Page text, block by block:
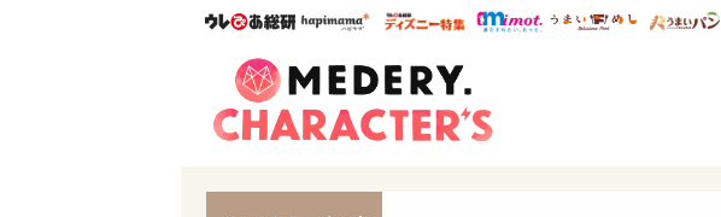
ウレぴあ総研ハピママ* ウレぴあ総研 ディズニー特集
mimot. うまいめし